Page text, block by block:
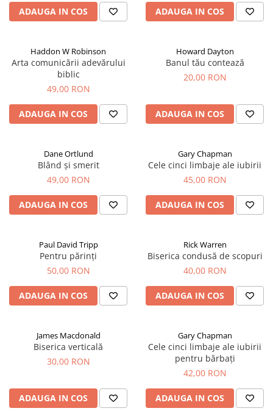
ADAUGA IN COS ADAUGA IN COS
Haddon W Robinson
Arta comunicării adevărului
biblic
49,00 RON
ADAUGA IN COS
Howard Dayton
Banul tău contează
20,00 RON
ADAUGA IN COS
Dane Ortlund
Blând și smerit
49,00 RON
ADAUGA IN COS
Gary Chapman
Cele cinci limbaje ale iubirii
45,00 RON
ADAUGA IN COS
Paul David Tripp
Pentru părinți
50,00 RON
ADAUGA IN COS
Rick Warren
Biserica condusă de scopuri
40,00 RON
ADAUGA IN COS
James Macdonald
Biserica verticală
30,00 RON
ADAUGA IN COS
Gary Chapman
Cele cinci limbaje ale iubirii
pentru bărbați
42,00 RON
ADAUGA IN COS